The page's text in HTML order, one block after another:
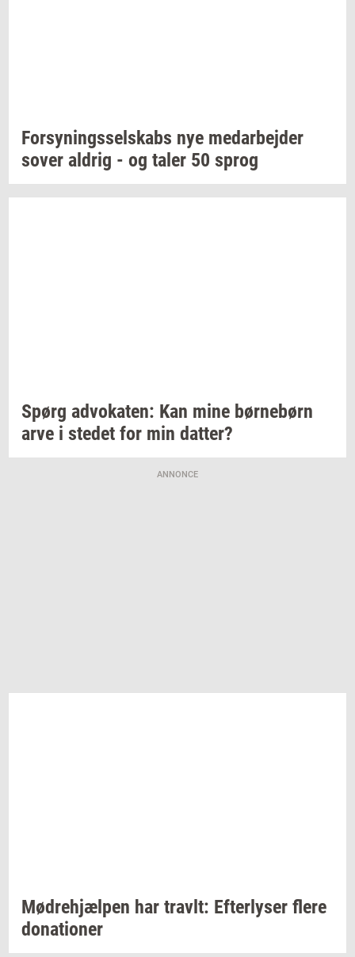
For­sy­nings­sel­skabs nye me­d­ar­bej­der
sover al­drig - og taler 50 sprog
Spørg ad­vo­ka­ten: Kan mine bør­ne­børn
arve i ste­det for min dat­ter?
ANNONCE
Mødre­hjæl­pen har travlt: Ef­ter­ly­ser flere
do­na­tio­ner